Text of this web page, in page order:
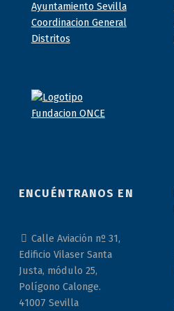
ENCUÉNTRANOS EN
Calle Aviación nº 31,
Edificio Vilaser Santa
Justa, módulo 25,
Polígono Calonge.
41007 Sevilla